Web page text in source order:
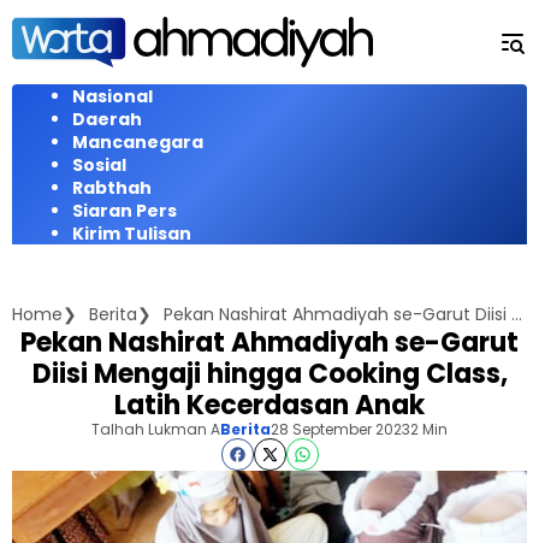
Langsung
konten
Nasional
Daerah
Mancanegara
Sosial
Rabthah
Siaran Pers
Kirim Tulisan
Home Berita Pekan Nashirat Ahmadiyah se-Garut Diisi Mengaji hingga Cooking Class, Latih Kecerdasan Anak
Pekan Nashirat Ahmadiyah se-Garut
Diisi Mengaji hingga Cooking Class,
Latih Kecerdasan Anak
Talhah Lukman ABerita28 September 20232 Min